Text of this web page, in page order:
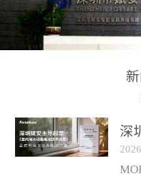
剧院、会议展览中心、体
育馆、大型仓库和隧道空
间等，其建筑结构特殊、
火灾隐患多。一旦发生火
传统的火灾关测器无法被
及时缺发，不能及早发现
和有效扑救火火，这不仅
深
光
布
2026